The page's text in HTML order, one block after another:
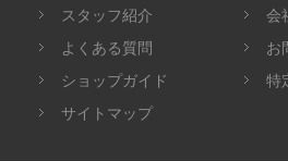
スタッフ紹介
会
よくある質問
お
ショップガイド
特
サイトマップ